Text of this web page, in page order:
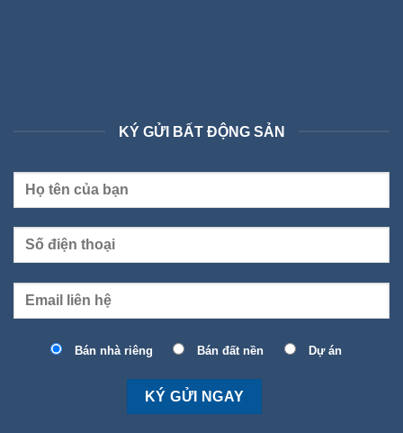
KÝ GỬI BẤT ĐỘNG SẢN
Bán nhà riêng Bán đất nền Dự án